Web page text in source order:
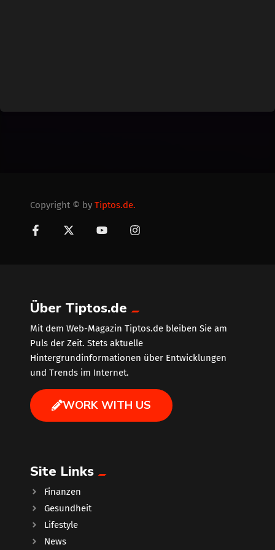
Copyright © by Tiptos.de.
Über Tiptos.de
Mit dem Web-Magazin Tiptos.de bleiben Sie am
Puls der Zeit. Stets aktuelle
Hintergrundinformationen über Entwicklungen
und Trends im Internet.
WORK WITH US
Site Links
Finanzen
Gesundheit
Lifestyle
News